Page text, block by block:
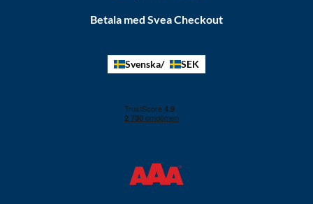
Betala med Svea Checkout
Svenska SEK